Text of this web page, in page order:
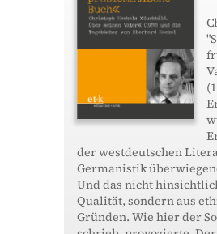
der westdeutschen
Germanistik
Und das nicht
Qualität, sondern aus
Gründen. Wie hier der